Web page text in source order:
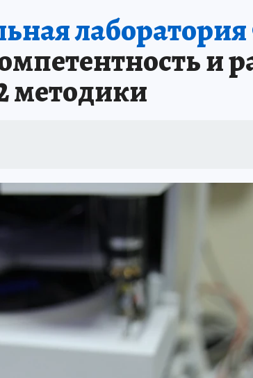
и
методики